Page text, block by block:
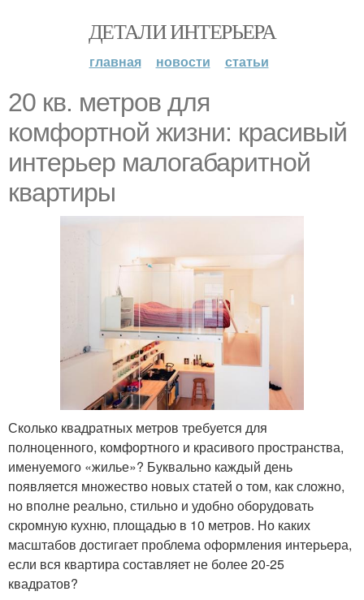
ДЕТАЛИ ИНТЕРЬЕРА
главная новости статьи
20 кв. метров для
комфортной жизни: красивый
интерьер малогабаритной
квартиры
Сколько квадратных метров требуется для
полноценного, комфортного и красивого пространства,
именуемого «жилье»? Буквально каждый день
появляется множество новых статей о том, как сложно,
но вполне реально, стильно и удобно оборудовать
скромную кухню, площадью в 10 метров. Но каких
масштабов достигает проблема оформления интерьера,
если вся квартира составляет не более 20-25
квадратов?